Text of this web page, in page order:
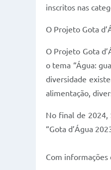
inscritos nas
O Projeto Gota
O Projeto Gota
o tema “Água:
diversidade
alimentação,
No final de 2024,
“Gota d’Água
Com informações